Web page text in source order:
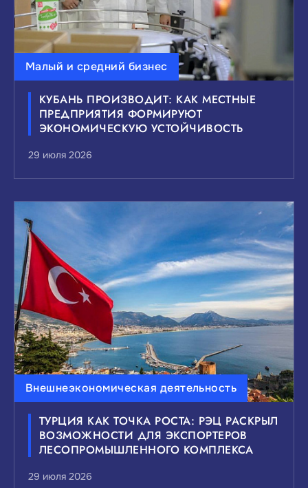
Малый и средний бизнес
КУБАНЬ ПРОИЗВОДИТ: КАК МЕСТНЫЕ
ПРЕДПРИЯТИЯ ФОРМИРУЮТ
ЭКОНОМИЧЕСКУЮ УСТОЙЧИВОСТЬ
29 июля 2026
Внешнеэкономическая деятельность
ТУРЦИЯ КАК ТОЧКА РОСТА: РЭЦ РАСКРЫЛ
ВОЗМОЖНОСТИ ДЛЯ ЭКСПОРТЕРОВ
ЛЕСОПРОМЫШЛЕННОГО КОМПЛЕКСА
29 июля 2026